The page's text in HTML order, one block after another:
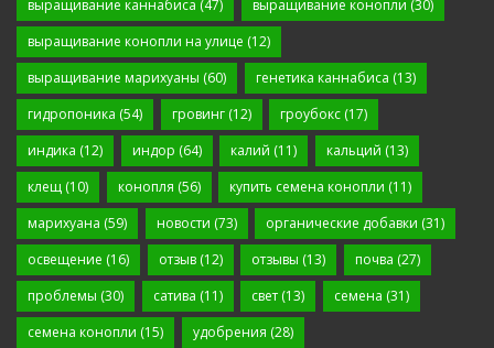
выращивание каннабиса (47) выращивание конопли (30)
выращивание конопли на улице (12)
выращивание марихуаны (60) генетика каннабиса (13)
гидропоника (54) гровинг(12) гроубокс (17)
индика (12) индор (64) калий (11) кальций (13)
клещ (10) конопля (56) купить семена конопли (11)
марихуана (59) новости (73) органические добавки (31)
освещение (16) отзыв(12) отзывы (13) почва (27)
проблемы (30) сатива (11) свет (13) семена (31)
семена конопли (15) удобрения (28)